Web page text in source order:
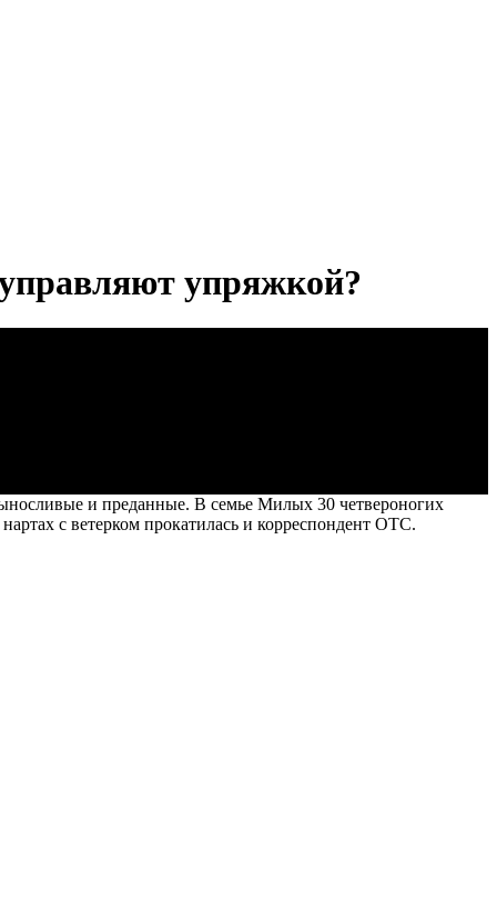
упряжкой?
и преданные. В семье Милых 30 четвероногих
с ветерком прокатилась и корреспондент ОТС.